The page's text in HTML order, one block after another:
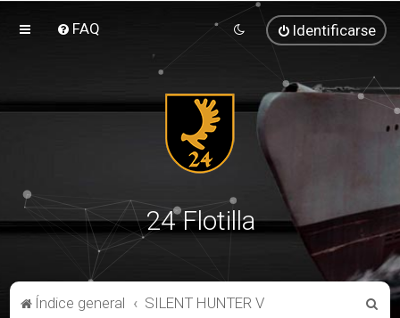
FAQ Identificarse
24 Flotilla
Índice general SILENT HUNTER V